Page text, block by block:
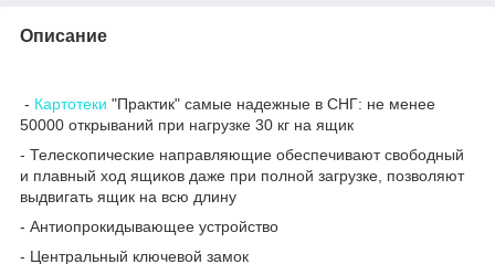
Описание
- Картотеки "Практик" самые надежные в СНГ: не менее
50000 открываний при нагрузке 30 кг на ящик
- Телескопические направляющие обеспечивают свободный
и плавный ход ящиков даже при полной загрузке, позволяют
выдвигать ящик на всю длину
- Антиопрокидывающее устройство
- Центральный ключевой замок